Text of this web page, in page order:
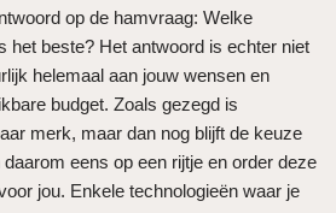
op de hamvraag: Welke
het beste? Het antwoord is echter niet
helemaal aan jouw wensen en
budget. Zoals gezegd is
merk, maar dan nog blijft de keuze
eens op een rijtje en order deze
jou. Enkele technologieën waar je